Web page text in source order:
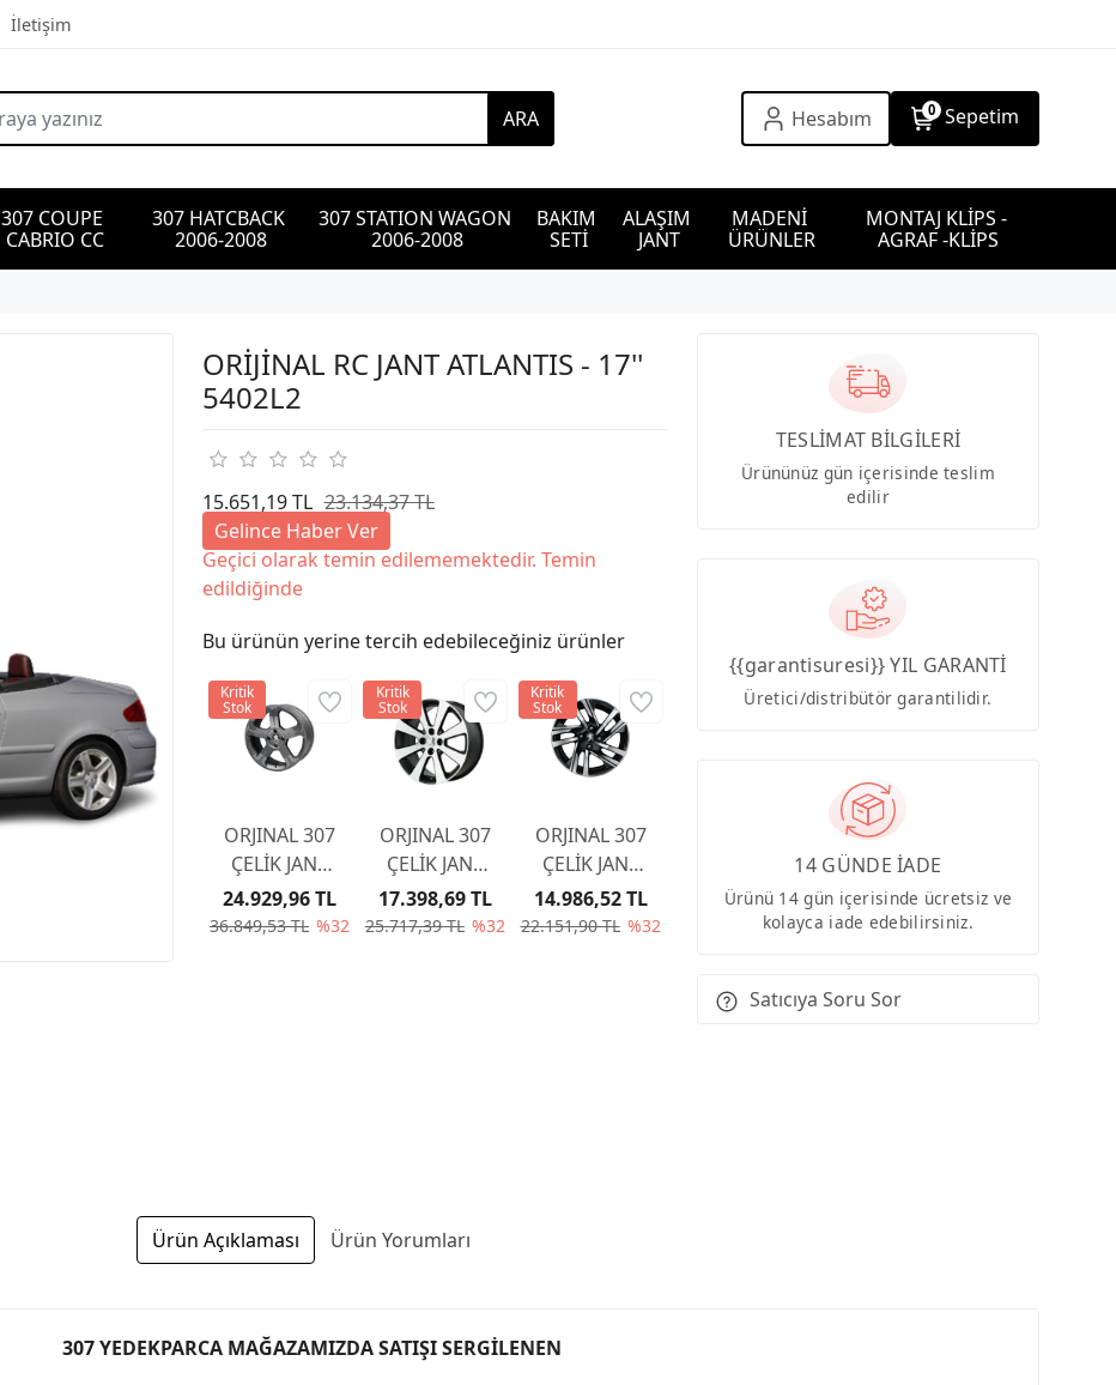
İletişim
ARA Hesabım 0 Sepetim
307 COUPE
CABRIO CC
307 HATCBACK
2006-2008
307 STATION WAGON
2006-2008
BAKIM
SETİ
ALAŞIM
JANT
MADENİ
ÜRÜNLER
MONTAJ KLİPS -
AGRAF -KLİPS
ORİJİNAL RC JANT ATLANTIS - 17''
5402L2
15.651,19 TL 23.134,37 TL
Gelince Haber Ver
Geçici olarak temin edilememektedir. Temin
edildiğinde
Bu ürünün yerine tercih edebileceğiniz ürünler
ORJINAL 307
ÇELİK JANT
DARK
LINCANCABUR
36.849,53 TL %32
24.929,96 TL
Kritik
Stok
ORJINAL 307
ÇELİK JANT
MELBOURNE
17' - 5402.AF
25.717,39 TL %32
17.398,69 TL
Kritik
Stok
ORJINAL 307
ÇELİK JANT
SOHO 16' -
98251652EH
22.151,90 TL %32
14.986,52 TL
Kritik
Stok
TESLİMAT BİLGİLERİ
Ürününüz gün içerisinde teslim
edilir
{{garantisuresi}} YIL GARANTİ
Üretici/distribütör garantilidir.
14 GÜNDE İADE
Ürünü 14 gün içerisinde ücretsiz ve
kolayca iade edebilirsiniz.
Satıcıya Soru Sor
Ürün Açıklaması Ürün Yorumları
307 YEDEKPARCA MAĞAZAMIZDA SATIŞI SERGİLENEN